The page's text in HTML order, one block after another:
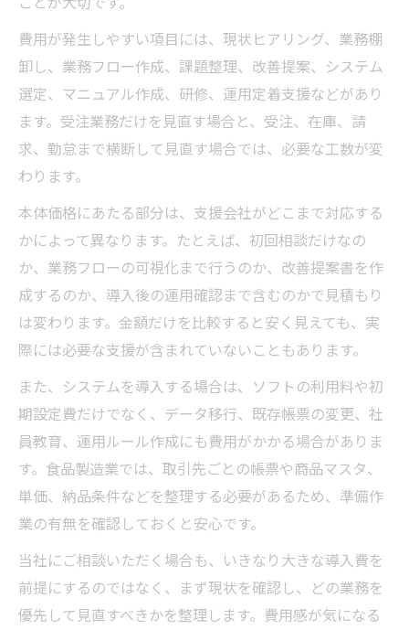
費用が発生しやすい項目には、現状ヒアリング、業務棚
卸し、業務フロー作成、課題整理、改善提案、システム
選定、マニュアル作成、研修、運用定着支援などがあり
ます。受注業務だけを見直す場合と、受注、在庫、請
求、勤怠まで横断して見直す場合では、必要な工数が変
わります。
本体価格にあたる部分は、支援会社がどこまで対応する
かによって異なります。たとえば、初回相談だけなの
か、業務フローの可視化まで行うのか、改善提案書を作
成するのか、導入後の運用確認まで含むのかで見積もり
は変わります。金額だけを比較すると安く見えても、実
際には必要な支援が含まれていないこともあります。
また、システムを導入する場合は、ソフトの利用料や初
期設定費だけでなく、データ移行、既存帳票の変更、社
員教育、運用ルール作成にも費用がかかる場合がありま
す。食品製造業では、取引先ごとの帳票や商品マスタ、
単価、納品条件などを整理する必要があるため、準備作
業の有無を確認しておくと安心です。
当社にご相談いただく場合も、いきなり大きな導入費を
前提にするのではなく、まず現状を確認し、どの業務を
優先して見直すべきかを整理します。費用感が気になる